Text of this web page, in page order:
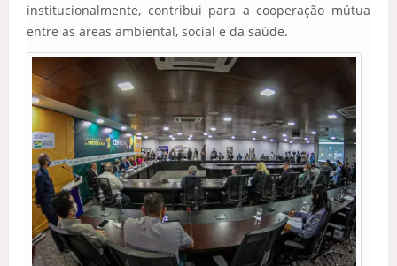
institucionalmente, contribui para a cooperação mútua
entre as áreas ambiental, social e da saúde.